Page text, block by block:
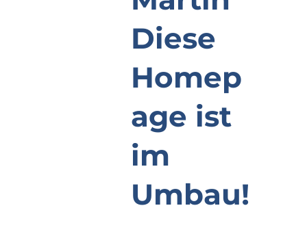
Diese
Homep
age ist
im
Umbau!